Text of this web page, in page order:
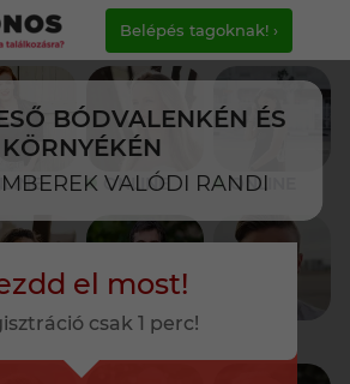
BÓDVALENKÉN ÉS
KÖRNYÉKÉN
VALÓDI RANDI
Belépés tagoknak! ›
ONLINE ONLINE
ONLINE
el most!
csak 1 perc!